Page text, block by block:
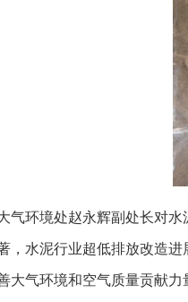
气环境处赵永辉副处长对
，水泥行业超低排放改造
大气环境和空气质量贡献力